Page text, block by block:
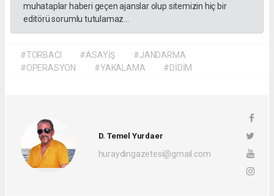
muhataplar haberi geçen ajanslar olup sitemizin hiç bir
editörü sorumlu tutulamaz...
#TORBACI #ASAYİŞ
#JANDARMA
#OPERASYON
#YAKALAMA #DİDİM
D. Temel Yurdaer
huraydingazetesi@gmail.com